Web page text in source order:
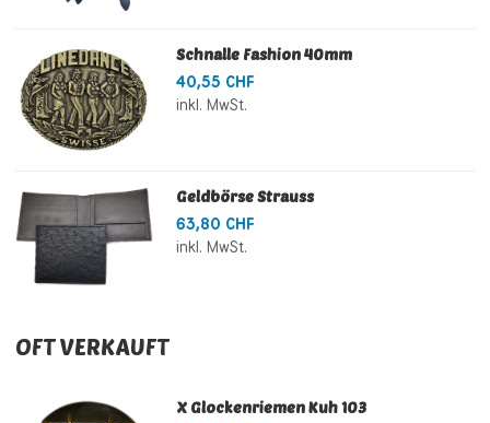
Schnalle Fashion 40mm
40,55 CHF
inkl. MwSt.
Geldbörse Strauss
63,80 CHF
inkl. MwSt.
OFT VERKAUFT
X Glockenriemen Kuh 103